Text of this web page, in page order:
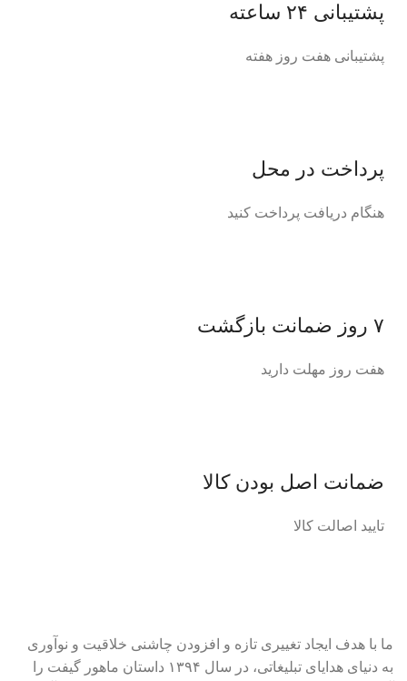
پشتیبانی ۲۴ ساعته
پشتیبانی هفت روز هفته
پرداخت در محل
هنگام دریافت پرداخت کنید
۷ روز ضمانت بازگشت
هفت روز مهلت دارید
ضمانت اصل‌ بودن کالا
تایید اصالت کالا
ما با هدف ایجاد تغییری تازه و افزودن چاشنی خلاقیت و نوآوری
به دنیای هدایای تبلیغاتی، در سال ۱۳۹۴ داستان ماهور گیفت را